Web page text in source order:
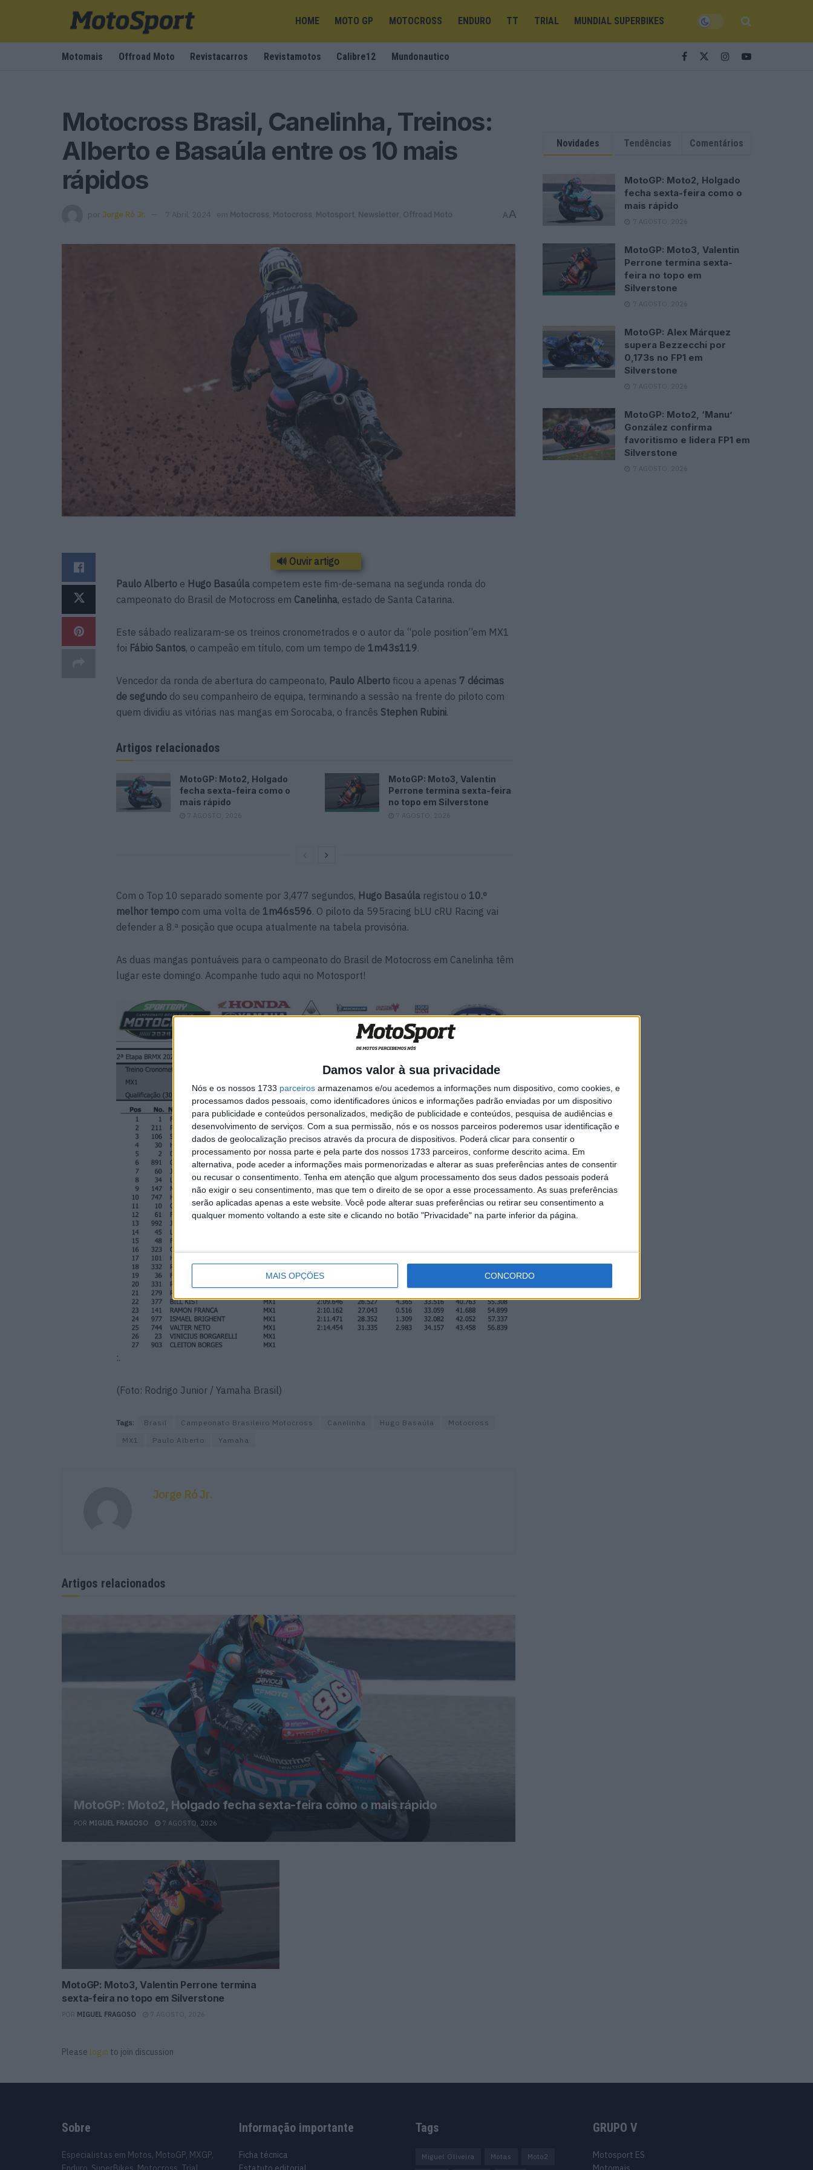
Damos valor à sua privacidade
Nós e os nossos 1733 parceiros armazenamos e/ou acedemos a informações num dispositivo, como cookies, e
processamos dados pessoais, como identificadores únicos e informações padrão enviadas por um dispositivo
para publicidade e conteúdos personalizados, medição de publicidade e conteúdos, pesquisa de audiências e
desenvolvimento de serviços. Com a sua permissão, nós e os nossos parceiros poderemos usar identificação e
dados de geolocalização precisos através da procura de dispositivos. Poderá clicar para consentir o
processamento por nossa parte e pela parte dos nossos 1733 parceiros, conforme descrito acima. Em
alternativa, pode aceder a informações mais pormenorizadas e alterar as suas preferências antes de consentir
ou recusar o consentimento. Tenha em atenção que algum processamento dos seus dados pessoais poderá
não exigir o seu consentimento, mas que tem o direito de se opor a esse processamento. As suas preferências
serão aplicadas apenas a este website. Você pode alterar suas preferências ou retirar seu consentimento a
qualquer momento voltando a este site e clicando no botão "Privacidade" na parte inferior da página.
MAIS OPÇÕES CONCORDO
HOME MOTO GP MOTOCROSS ENDURO TT TRIAL MUNDIAL SUPERBIKES
Motomais Offroad Moto Revistacarros Revistamotos Calibre12 Mundonautico
Motocross Brasil, Canelinha, Treinos:
Alberto e Basaúla entre os 10 mais
rápidos
por Jorge Ró Jr. 7 Abril, 2024 em Motocross Motocross Motosport Newsletter Offroad Moto AA
🔊 Ouvir artigo
Paulo Alberto e Hugo Basaúla competem este fim-de-semana na segunda ronda do
campeonato do Brasil de Motocross em Canelinha, estado de Santa Catarina.
Este sábado realizaram-se os treinos cronometrados e o autor da “pole position”em MX1
foi Fábio Santos, o campeão em título, com um tempo de 1m43s119.
Vencedor da ronda de abertura do campeonato, Paulo Alberto ficou a apenas 7 décimas
de segundo do seu companheiro de equipa, terminando a sessão na frente do piloto com
quem dividiu as vitórias nas mangas em Sorocaba, o francês Stephen Rubini.
Artigos relacionados
MotoGP: Moto2, Holgado
fecha sexta-feira como o
mais rápido
7 AGOSTO, 2026
MotoGP: Moto3, Valentin
Perrone termina sexta-feira
no topo em Silverstone
7 AGOSTO, 2026
Com o Top 10 separado somente por 3,477 segundos, Hugo Basaúla registou o 10.º
melhor tempo com uma volta de 1m46s596. O piloto da 595racing bLU cRU Racing vai
defender a 8.ª posição que ocupa atualmente na tabela provisória.
As duas mangas pontuáveis para o campeonato do Brasil de Motocross em Canelinha têm
lugar este domingo. Acompanhe tudo aqui no Motosport!
:.
(Foto: Rodrigo Junior / Yamaha Brasil)
Tags: Brasil Campeonato Brasileiro Motocross Canelinha Hugo Basaúla
Motocross
MX1
Paulo Alberto Yamaha
Jorge Ró Jr.
Artigos relacionados
MotoGP: Moto2, Holgado fecha sexta-feira como o mais rápido
POR MIGUEL FRAGOSO 7 AGOSTO, 2026
MotoGP: Moto3, Valentin Perrone termina
sexta-feira no topo em Silverstone
MIGUEL FRAGOSO 7 AGOSTO, 2026
Please login to join discussion
Novidades Tendências Comentários
MotoGP: Moto2, Holgado
fecha sexta-feira como o
mais rápido
7 AGOSTO, 2026
MotoGP: Moto3, Valentin
Perrone termina sexta-
feira no topo em
Silverstone
7 AGOSTO, 2026
MotoGP: Alex Márquez
supera Bezzecchi por
0,173s no FP1 em
Silverstone
7 AGOSTO, 2026
MotoGP: Moto2, ‘Manu’
González confirma
favoritismo e lidera FP1 em
Silverstone
7 AGOSTO, 2026
Sobre
Especialistas em Motos, MotoGP, MXGP,
Informação importante
Ficha técnica
Tags
Miguel Oliveira Motas Moto2
GRUPO V
Motosport ES